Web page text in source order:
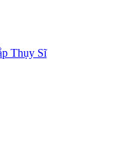
Thụy Sĩ